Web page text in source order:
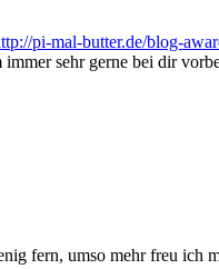
pi-mal-butter.de/blog-
sehr gerne bei dir
fern, umso mehr freu